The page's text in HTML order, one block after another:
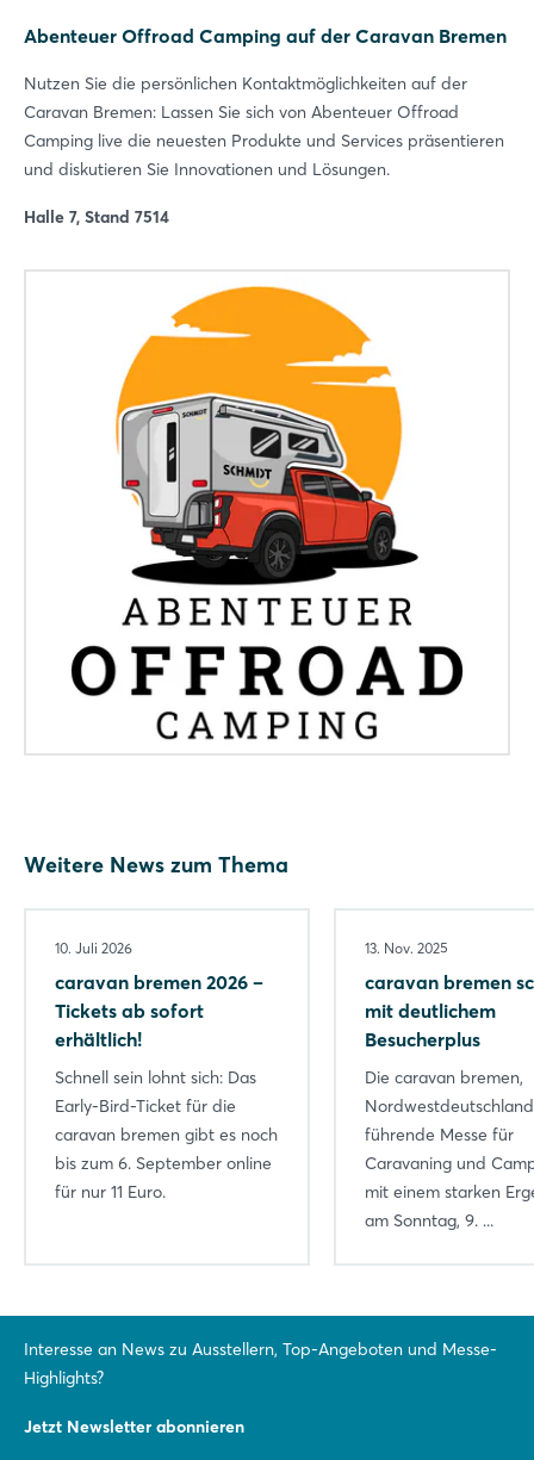
Abenteuer Offroad Camping auf der Caravan Bremen
Nutzen Sie die persönlichen Kontaktmöglichkeiten auf der
Caravan Bremen: Lassen Sie sich von Abenteuer Offroad
Camping live die neuesten Produkte und Services präsentieren
und diskutieren Sie Innovationen und Lösungen.
Halle 7, Stand 7514
Weitere News zum Thema
10. Juli 2026
caravan bremen 2026 –
Tickets ab sofort
erhältlich!
Schnell sein lohnt sich: Das
Early-Bird-Ticket für die
caravan bremen gibt es noch
bis zum 6. September online
für nur 11 Euro.
13. Nov. 2025
caravan bremen
mit deutlichem
Besucherplus
Die caravan bremen,
führende Messe für
Caravaning und
mit einem starken
am Sonntag, 9. ...
Interesse an News zu Ausstellern, Top-Angeboten und Messe-
Highlights?
Jetzt Newsletter abonnieren
Login
Einloggen
Passwort vergessen?
Noch nicht angemeldet?
Jetzt registrieren